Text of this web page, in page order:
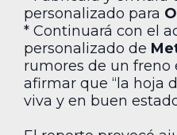
personalizado para
* Continuará con el
personalizado de
rumores de un freno
afirmar que “la hoja
viva y en buen